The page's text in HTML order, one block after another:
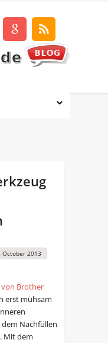
October 2013
Brother
erst mühsam
Nachfüllen
Mit dem